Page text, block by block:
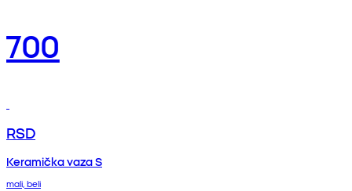
700
RSD
Keramička vaza S
mali, beli